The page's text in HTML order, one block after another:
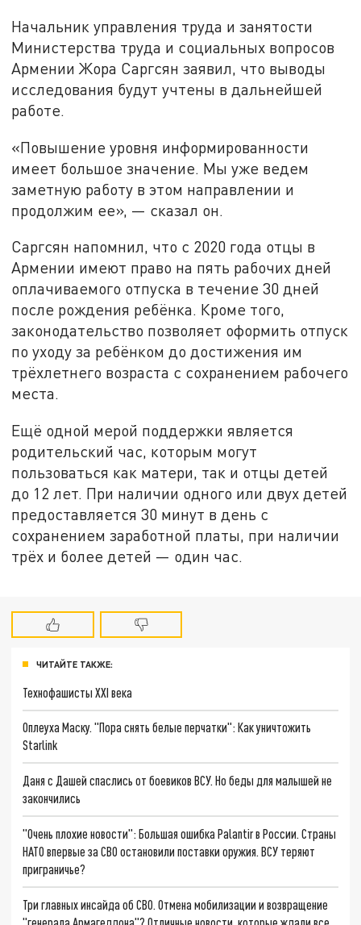
Начальник управления труда и занятости
Министерства труда и социальных вопросов
Армении Жора Саргсян заявил, что выводы
исследования будут учтены в дальнейшей
работе.
«Повышение уровня информированности
имеет большое значение. Мы уже ведем
заметную работу в этом направлении и
продолжим ее», — сказал он.
Саргсян напомнил, что с 2020 года отцы в
Армении имеют право на пять рабочих дней
оплачиваемого отпуска в течение 30 дней
после рождения ребёнка. Кроме того,
законодательство позволяет оформить отпуск
по уходу за ребёнком до достижения им
трёхлетнего возраста с сохранением рабочего
места.
Ещё одной мерой поддержки является
родительский час, которым могут
пользоваться как матери, так и отцы детей
до 12 лет. При наличии одного или двух детей
предоставляется 30 минут в день с
сохранением заработной платы, при наличии
трёх и более детей — один час.
ЧИТАЙТЕ ТАКЖЕ:
Технофашисты XXI века
Оплеуха Маску. "Пора снять белые перчатки": Как уничтожить
Starlink
Даня с Дашей спаслись от боевиков ВСУ. Но беды для малышей не
закончились
"Очень плохие новости": Большая ошибка Palantir в России. Страны
НАТО впервые за СВО остановили поставки оружия. ВСУ теряют
приграничье?
Три главных инсайда об СВО. Отмена мобилизации и возвращение
"генерала Армагеддона"? Отличные новости, которые ждали все